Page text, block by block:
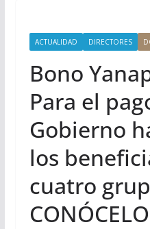
ACTUALIDAD DIRECTORES
Bono
Para el
Gobierno
los
cuatro